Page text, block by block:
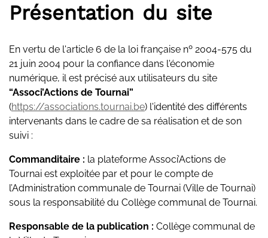
Présentation du site
En vertu de l'article 6 de la loi française nº 2004-575 du
21 juin 2004 pour la confiance dans l'économie
numérique, il est précisé aux utilisateurs du site
“Associ’Actions de Tournai”
(https://associations.tournai.be) l'identité des différents
intervenants dans le cadre de sa réalisation et de son
suivi :
Commanditaire : la plateforme Associ’Actions de
Tournai est exploitée par et pour le compte de
l’Administration communale de Tournai (Ville de Tournai)
sous la responsabilité du Collège communal de Tournai.
Responsable de la publication : Collège communal de